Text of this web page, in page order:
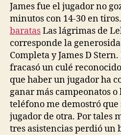
James fue el jugador no
minutos con 14-30 en tiros.
baratasLas lágrimas de
corresponde la
Completa y James D
fracasó un culé
que haber un jugador ha
ganar más campeonatos
teléfono me demostró
jugador de otra. Por tales
tres asistencias perdió un